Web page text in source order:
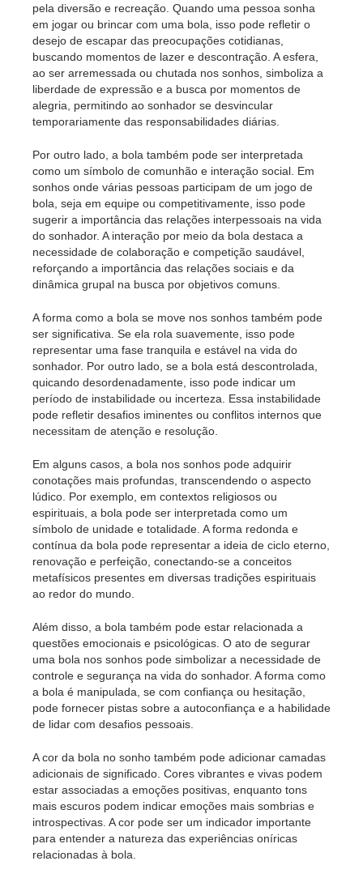
pela diversão e recreação. Quando uma pessoa sonha
em jogar ou brincar com uma bola, isso pode refletir o
desejo de escapar das preocupações cotidianas,
buscando momentos de lazer e descontração. A esfera,
ao ser arremessada ou chutada nos sonhos, simboliza a
liberdade de expressão e a busca por momentos de
alegria, permitindo ao sonhador se desvincular
temporariamente das responsabilidades diárias.
Por outro lado, a bola também pode ser interpretada
como um símbolo de comunhão e interação social. Em
sonhos onde várias pessoas participam de um jogo de
bola, seja em equipe ou competitivamente, isso pode
sugerir a importância das relações interpessoais na vida
do sonhador. A interação por meio da bola destaca a
necessidade de colaboração e competição saudável,
reforçando a importância das relações sociais e da
dinâmica grupal na busca por objetivos comuns.
A forma como a bola se move nos sonhos também pode
ser significativa. Se ela rola suavemente, isso pode
representar uma fase tranquila e estável na vida do
sonhador. Por outro lado, se a bola está descontrolada,
quicando desordenadamente, isso pode indicar um
período de instabilidade ou incerteza. Essa instabilidade
pode refletir desafios iminentes ou conflitos internos que
necessitam de atenção e resolução.
Em alguns casos, a bola nos sonhos pode adquirir
conotações mais profundas, transcendendo o aspecto
lúdico. Por exemplo, em contextos religiosos ou
espirituais, a bola pode ser interpretada como um
símbolo de unidade e totalidade. A forma redonda e
contínua da bola pode representar a ideia de ciclo eterno,
renovação e perfeição, conectando-se a conceitos
metafísicos presentes em diversas tradições espirituais
ao redor do mundo.
Além disso, a bola também pode estar relacionada a
questões emocionais e psicológicas. O ato de segurar
uma bola nos sonhos pode simbolizar a necessidade de
controle e segurança na vida do sonhador. A forma como
a bola é manipulada, se com confiança ou hesitação,
pode fornecer pistas sobre a autoconfiança e a habilidade
de lidar com desafios pessoais.
A cor da bola no sonho também pode adicionar camadas
adicionais de significado. Cores vibrantes e vivas podem
estar associadas a emoções positivas, enquanto tons
mais escuros podem indicar emoções mais sombrias e
introspectivas. A cor pode ser um indicador importante
para entender a natureza das experiências oníricas
relacionadas à bola.